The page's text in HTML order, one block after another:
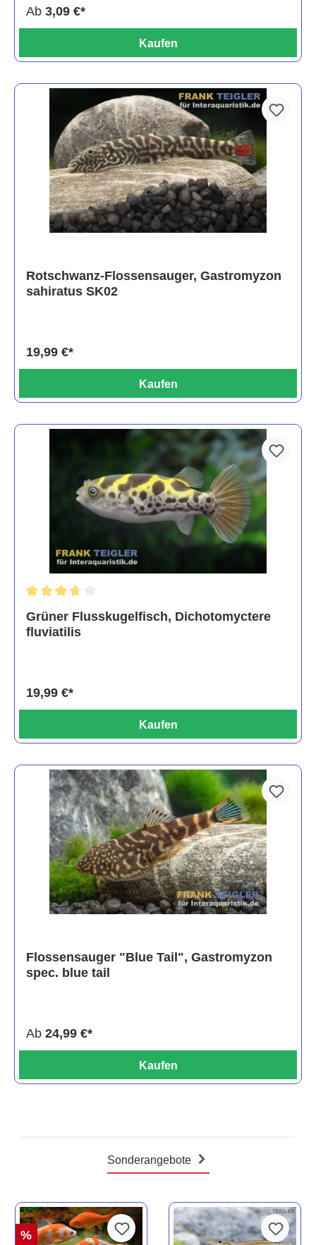
Ab 3,09 €*
Kaufen
Rotschwanz-Flossensauger, Gastromyzon
sahiratus SK02
19,99 €*
Kaufen
Grüner Flusskugelfisch, Dichotomyctere
fluviatilis
19,99 €*
Kaufen
Flossensauger "Blue Tail", Gastromyzon
spec. blue tail
Ab 24,99 €*
Kaufen
Sonderangebote
%